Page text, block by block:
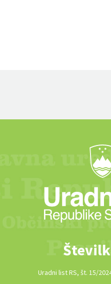
Uradni list RS, št. 15/